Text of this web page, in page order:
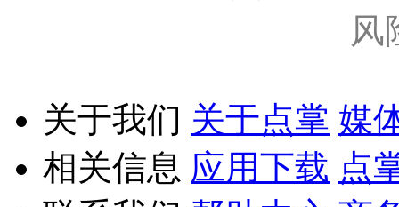
风
关于我们 关于点掌 媒
相关信息 应用下载 点